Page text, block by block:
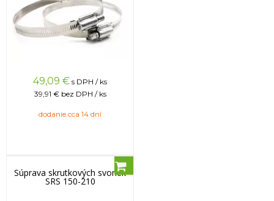
49,09 € s DPH / ks
39,91 € bez DPH / ks
dodanie cca 14 dní
Súprava skrutkových svoriek
SRS 150-210